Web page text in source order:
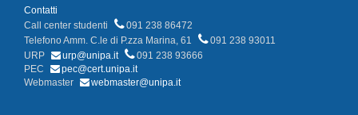
Contatti
Call center studenti
091 238 86472
Telefono Amm. C.le di P.zza Marina, 61
091 238 93011
URP
urp@unipa.it
091 238 93666
PEC
pec@cert.unipa.it
Webmaster
webmaster@unipa.it